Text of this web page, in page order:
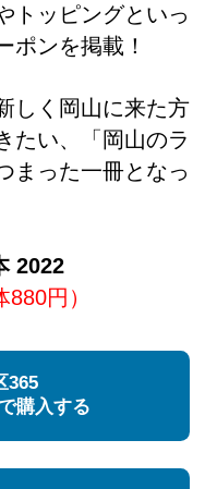
トッピングといっ
ポンを掲載！
しく岡山に来た方
たい、「岡山のラ
まった一冊となっ
2022
円）
365
購入する